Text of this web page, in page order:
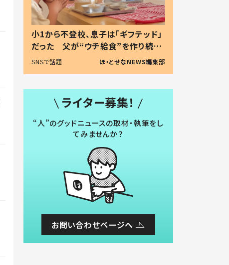
小1から不登校、息子は「ギフテッド」
だった 父が“ウチ給食”を作り続け
る理由とは #令和の親 #令和の子
SNSで話題 ほ・とせなNEWS編集部
ライター募集！
“人”のグッドニュースの取材・執筆をし
てみませんか？
お問い合わせページへ